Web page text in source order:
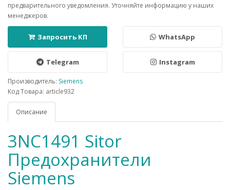
предварительного уведомления. Уточняйте информацию у наших
менеджеров.
Запросить КП WhatsApp
Telegram Instagram
Производитель: Siemens
Код Товара: article932
Описание
3NC1491 Sitor
Предохранители
Siemens